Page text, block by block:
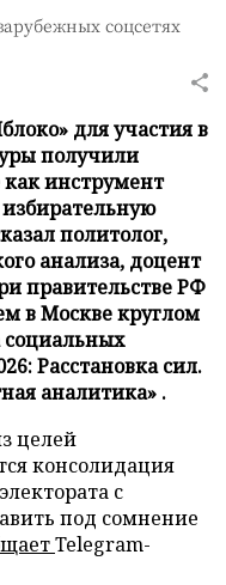
соцсетях
для участия в
получили
как инструмент
политолог,
анализа, доцент
правительстве РФ
в Москве круглом
социальных
Расстановка сил.
аналитика» .
целей
консолидация
с
под сомнение
Telegram-